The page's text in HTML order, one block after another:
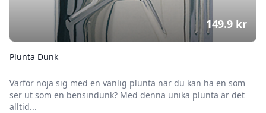
Plunta Dunk
Varför nöja sig med en vanlig plunta när du kan ha en som
ser ut som en bensindunk? Med denna unika plunta är det
alltid...
149.9 kr